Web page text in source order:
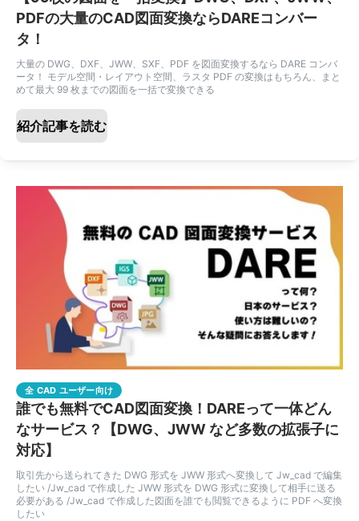
PDFの大量のCAD図面変換ならDAREコンバー
タ！
大量の DWG、DXF、JWW、SXF、PDF を図面変換するなら DARE コンバ
ータ！ モデル空間・レイアウト空間、ラスタ PDF の変換はもちろん、まと
めて最大 99 枚までの図面を一括で変換できる
紹介記事を読む
全 CAD ユーザー向け
誰でも無料でCAD図面変換！DAREって一体どん
なサービス？【DWG、JWW など多数の拡張子に
対応】
取引先から送られてきた DWG 形式を JWW 形式へ変換して Jw_cad で編集
したい /Jw_cad で作成した JWW 形式を DWG 形式に変換して相手に送る
必要がある /Jw_cad で作成した図面を誰でも閲覧できるように PDF へ変換
したい